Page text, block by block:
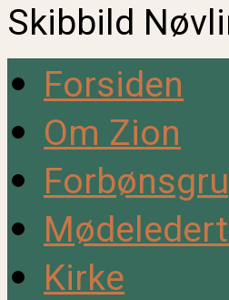
Skibbild
Forsiden
Om Zion
Kirke